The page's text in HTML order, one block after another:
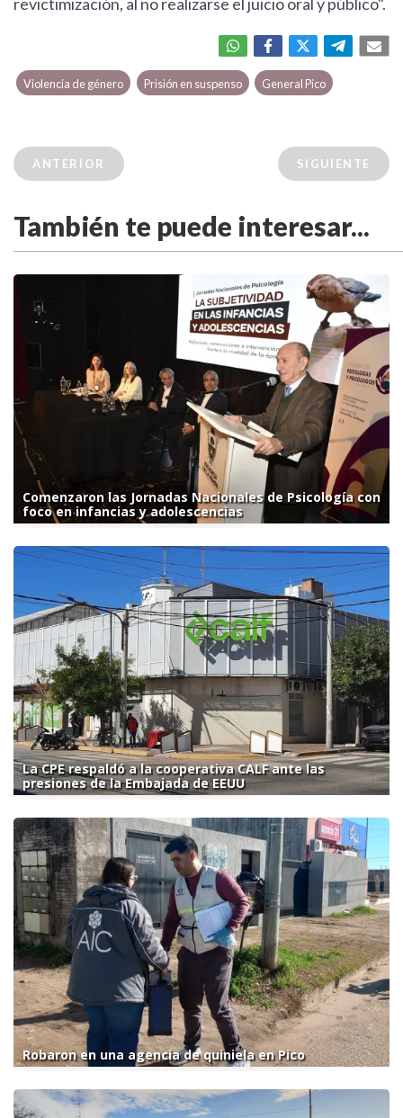
revictimización, al no realizarse el juicio oral y público".
Violencia de género Prisión en suspenso General Pico
ANTERIOR SIGUIENTE
También te puede interesar...
Comenzaron las Jornadas Nacionales de Psicología con
foco en infancias y adolescencias
La CPE respaldó a la cooperativa CALF ante las
presiones de la Embajada de EEUU
Robaron en una agencia de quiniela en Pico